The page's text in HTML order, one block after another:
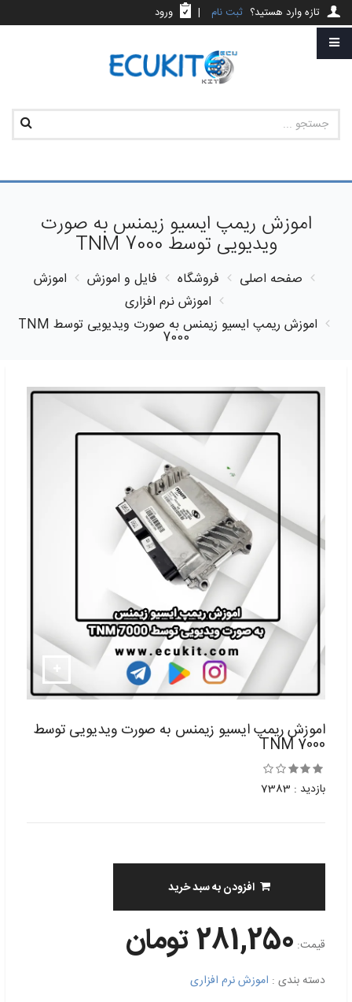
تازه وارد هستید؟ ثبت نام | ورود
اموزش ریمپ ایسیو زیمنس به صورت
ویدیویی توسط TNM 7000
صفحه اصلی فروشگاه فایل و اموزش
اموزش
اموزش نرم افزاری
اموزش ریمپ ایسیو زیمنس به صورت ویدیویی توسط TNM
7000
اموزش ریمپ ایسیو زیمنس به صورت ویدیویی توسط
TNM 7000
بازدید : 7383
افزودن به سبد خرید
قیمت: 281,250 تومان
دسته بندی : اموزش نرم افزاری